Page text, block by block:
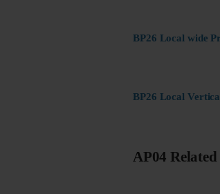
BP26 Local wide
BP26 Local
AP04